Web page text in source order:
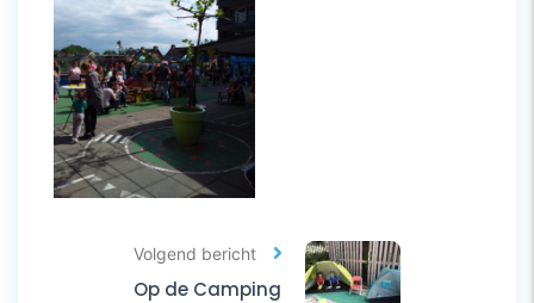
Volgend bericht
Op de Camping